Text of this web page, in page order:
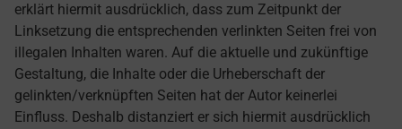
erklärt hiermit ausdrücklich, dass zum Zeitpunkt der
Linksetzung die entsprechenden verlinkten Seiten frei von
illegalen Inhalten waren. Auf die aktuelle und zukünftige
Gestaltung, die Inhalte oder die Urheberschaft der
gelinkten/verknüpften Seiten hat der Autor keinerlei
Einfluss. Deshalb distanziert er sich hiermit ausdrücklich